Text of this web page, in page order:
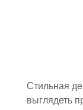
Стильная
выглядеть